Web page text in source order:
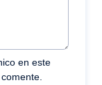
en este